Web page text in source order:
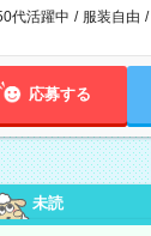
代活躍中 / 服装自由 /
応募する
未読